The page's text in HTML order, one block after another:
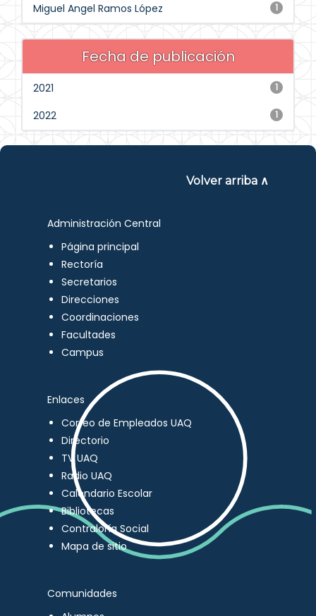
1
Miguel Angel Ramos López
Fecha de publicación
1
2021
1
2022
Volver arriba ∧
Administración Central
Página principal
Rectoría
Secretarios
Direcciones
Coordinaciones
Facultades
Campus
Enlaces
Correo de Empleados UAQ
Directorio
TV UAQ
Radio UAQ
Calendario Escolar
Bibliotecas
Contraloría Social
Mapa de sitio
Comunidades